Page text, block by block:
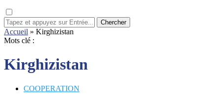
Chercher
Accueil » Kirghizistan
Mots clé :
Kirghizistan
COOPERATION